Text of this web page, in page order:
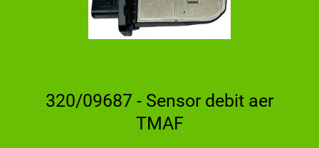
320/09687 - Sensor debit aer
TMAF